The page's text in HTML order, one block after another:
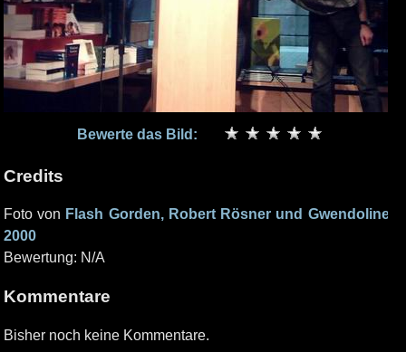
Bewerte das Bild:
Credits
Foto von Flash Gorden, Robert Rösner und Gwendoline
2000
Bewertung: N/A
Kommentare
Bisher noch keine Kommentare.